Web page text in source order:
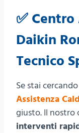
✅
Daikin
Tecnico
Se stai
Assistenza
giusto. Il nostro
interventi